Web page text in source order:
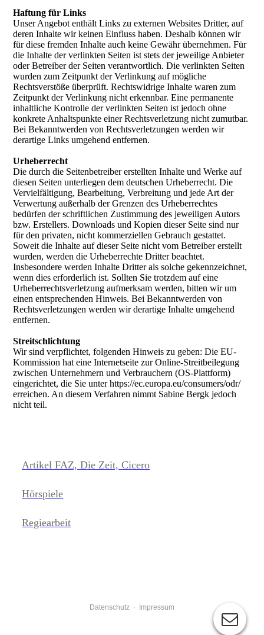
Haftung für Links
Unser Angebot enthält Links zu externen Websites Dritter, auf
deren Inhalte wir keinen Einfluss haben. Deshalb können wir
für diese fremden Inhalte auch keine Gewähr übernehmen. Für
die Inhalte der verlinkten Seiten ist stets der jeweilige Anbieter
oder Betreiber der Seiten verantwortlich. Die verlinkten Seiten
wurden zum Zeitpunkt der Verlinkung auf mögliche
Rechtsverstöße überprüft. Rechtswidrige Inhalte waren zum
Zeitpunkt der Verlinkung nicht erkennbar. Eine permanente
inhaltliche Kontrolle der verlinkten Seiten ist jedoch ohne
konkrete Anhaltspunkte einer Rechtsverletzung nicht zumutbar.
Bei Bekanntwerden von Rechtsverletzungen werden wir
derartige Links umgehend entfernen.
Urheberrecht
Die durch die Seitenbetreiber erstellten Inhalte und Werke auf
diesen Seiten unterliegen dem deutschen Urheberrecht. Die
Vervielfältigung, Bearbeitung, Verbreitung und jede Art der
Verwertung außerhalb der Grenzen des Urheberrechtes
bedürfen der schriftlichen Zustimmung des jeweiligen Autors
bzw. Erstellers. Downloads und Kopien dieser Seite sind nur
für den privaten, nicht kommerziellen Gebrauch gestattet.
Soweit die Inhalte auf dieser Seite nicht vom Betreiber erstellt
wurden, werden die Urheberrechte Dritter beachtet.
Insbesondere werden Inhalte Dritter als solche gekennzeichnet,
wenn dies erforderlich ist. Sollten Sie trotzdem auf eine
Urheberrechtsverletzung aufmerksam werden, bitten wir um
einen entsprechenden Hinweis. Bei Bekanntwerden von
Rechtsverletzungen werden wir derartige Inhalte umgehend
entfernen.
Streitschlichtung
Wir sind verpflichtet, folgenden Hinweis zu geben: Die EU-
Kommission hat eine Internetseite zur Online-Streitbeilegung
zwischen Unternehmern und Verbrauchern (OS-Plattform)
eingerichtet, die Sie unter https://ec.europa.eu/consumers/odr/
erreichen. An diesem Verfahren nimmt Sabine Bergk jedoch
nicht teil.
Artikel FAZ, Die Zeit, Cicero
Hörspiele
Regiearbeit
Datenschutz · Impressum